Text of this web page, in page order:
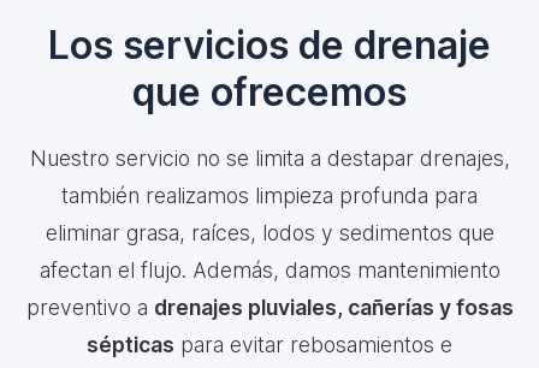
Los servicios de drenaje
que ofrecemos
Nuestro servicio no se limita a destapar drenajes,
también realizamos limpieza profunda para
eliminar grasa, raíces, lodos y sedimentos que
afectan el flujo. Además, damos mantenimiento
preventivo a drenajes pluviales, cañerías y fosas
sépticas para evitar rebosamientos e